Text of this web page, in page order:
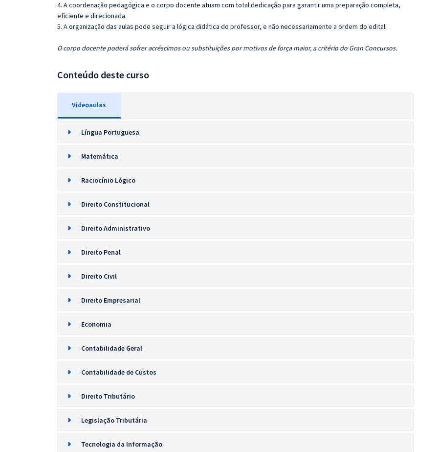
4. A coordenação pedagógica e o corpo docente atuam com total dedicação para garantir uma preparação completa,
eficiente e direcionada.
5. A organização das aulas pode seguir a lógica didática do professor, e não necessariamente a ordem do edital.
O corpo docente poderá sofrer acréscimos ou substituições por motivos de força maior, a critério do Gran Concursos.
Conteúdo deste curso
Videoaulas
Língua Portuguesa
Matemática
Raciocínio Lógico
Direito Constitucional
Direito Administrativo
Direito Penal
Direito Civil
Direito Empresarial
Economia
Contabilidade Geral
Contabilidade de Custos
Direito Tributário
Legislação Tributária
Tecnologia da Informação